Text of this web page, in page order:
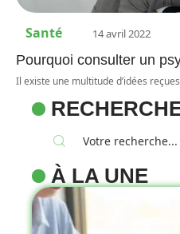
Santé 14 avril 2022
Pourquoi consulter un
Il existe une multitude d’idées
À LA UNE